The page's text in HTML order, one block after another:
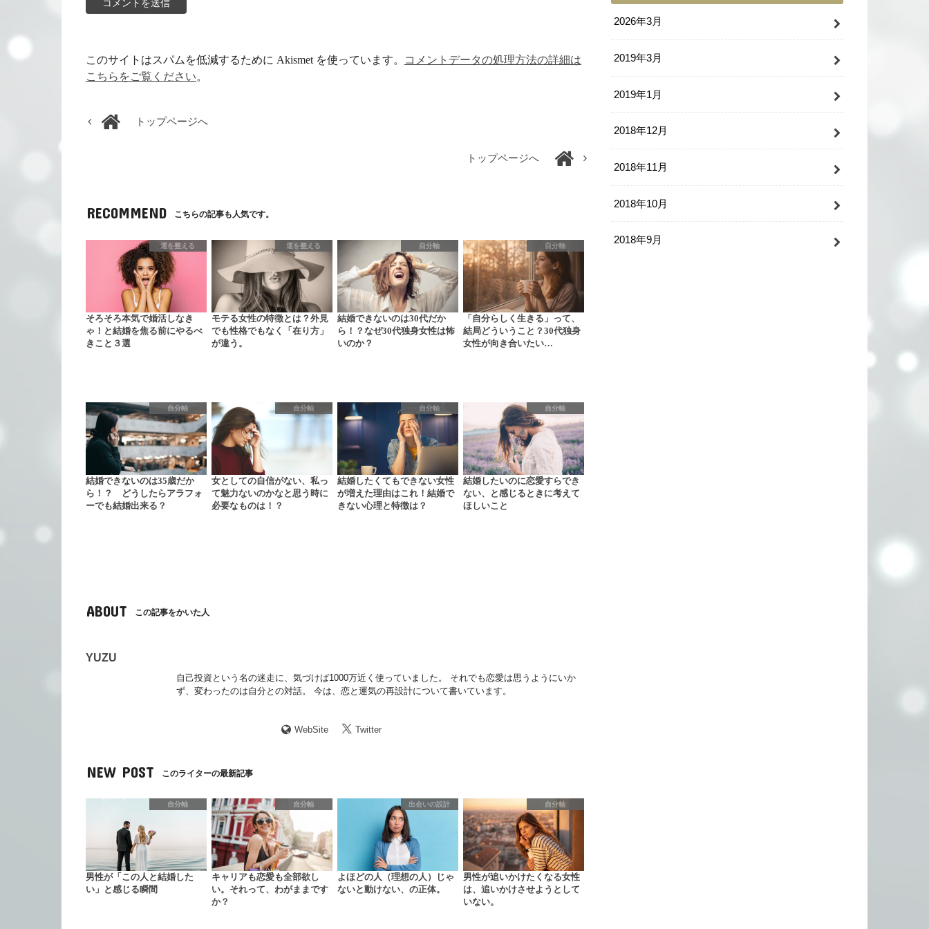
このサイトはスパムを低減するために Akismet を使っています。
コメントデータの処理方法の詳細は
こちらをご覧ください。
トップページへ
トップページへ
RECOMMEND こちらの記事も人気です。
運を整える
そろそろ本気で婚活しなき
ゃ！と結婚を焦る前にやるべ
きこと３選
運を整える
モテる女性の特徴とは？外見
でも性格でもなく「在り方」
が違う。
自分軸
結婚できないのは30代だか
ら！？なぜ30代独身女性は怖
いのか？
自分軸
「自分らしく生きる」って、
結局どういうこと？30代独身
女性が向き合いたい…
自分軸
結婚できないのは35歳だか
ら！？ どうしたらアラフォ
ーでも結婚出来る？
自分軸
女としての自信がない、私っ
て魅力ないのかなと思う時に
必要なものは！？
自分軸
結婚したくてもできない女性
が増えた理由はこれ！結婚で
きない心理と特徴は？
自分軸
結婚したいのに恋愛すらでき
ない、と感じるときに考えて
ほしいこと
ABOUT この記事をかいた人
YUZU
自己投資という名の迷走に、気づけば1000万近く使っていました。 それでも恋愛は思うようにいか
ず、変わったのは自分との対話。 今は、恋と運気の再設計について書いています。
WebSite Twitter
NEW POST このライターの最新記事
自分軸
男性が「この人と結婚した
い」と感じる瞬間
自分軸
キャリアも恋愛も全部欲し
い。それって、わがままです
か？
出会いの設計
よほどの人（理想の人）じゃ
ないと動けない、の正体。
自分軸
男性が追いかけたくなる女性
は、追いかけさせようとして
いない。
2026年3月
2019年3月
2019年1月
2018年12月
2018年11月
2018年10月
2018年9月